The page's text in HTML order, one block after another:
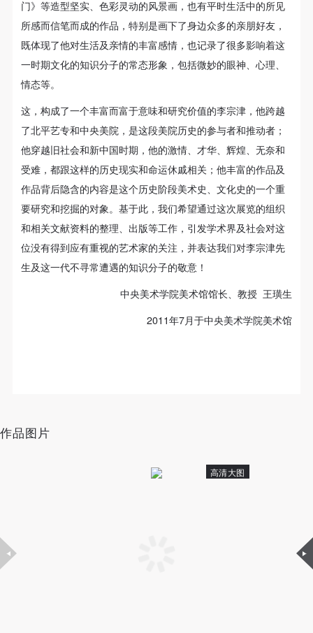
门》等造型坚实、色彩灵动的风景画，也有平时生活中的所见
所感而信笔而成的作品，特别是画下了身边众多的亲朋好友，
既体现了他对生活及亲情的丰富感情，也记录了很多影响着这
一时期文化的知识分子的常态形象，包括微妙的眼神、心理、
情态等。
这，构成了一个丰富而富于意味和研究价值的李宗津，他跨越
了北平艺专和中央美院，是这段美院历史的参与者和推动者；
他穿越旧社会和新中国时期，他的激情、才华、辉煌、无奈和
受难，都跟这样的历史现实和命运休戚相关；他丰富的作品及
作品背后隐含的内容是这个历史阶段美术史、文化史的一个重
要研究和挖掘的对象。基于此，我们希望通过这次展览的组织
和相关文献资料的整理、出版等工作，引发学术界及社会对这
位没有得到应有重视的艺术家的关注，并表达我们对李宗津先
生及这一代不寻常遭遇的知识分子的敬意！
中央美术学院美术馆馆长、教授 王璜生
2011年7月于中央美术学院美术馆
作品图片
高清大图